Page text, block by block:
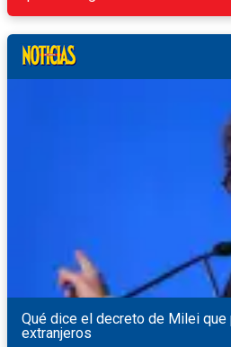
Qué dice el decreto de Milei
extranjeros